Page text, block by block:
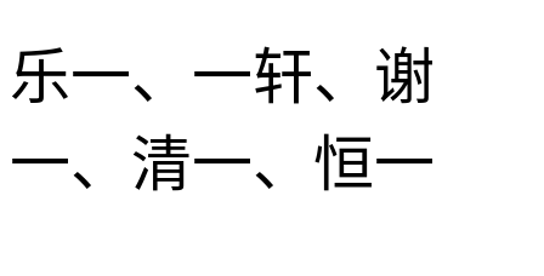
乐一、一轩、谢
一、清一、恒一